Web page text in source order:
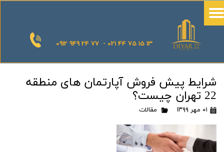
0912 949 24 77 - 021 44 75 15 13
شرایط پیش فروش آپارتمان های منطقه
22 تهران چیست؟
۰۱ مهر ۱۳۹۹ مقالات